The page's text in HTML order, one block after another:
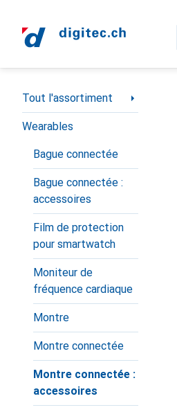
Navigation par catégorie
Tout l'assortiment
Wearables
Bague connectée
Bague connectée :
accessoires
Film de protection
pour smartwatch
Moniteur de
fréquence cardiaque
Montre
Montre connectée
Montre connectée :
accessoires